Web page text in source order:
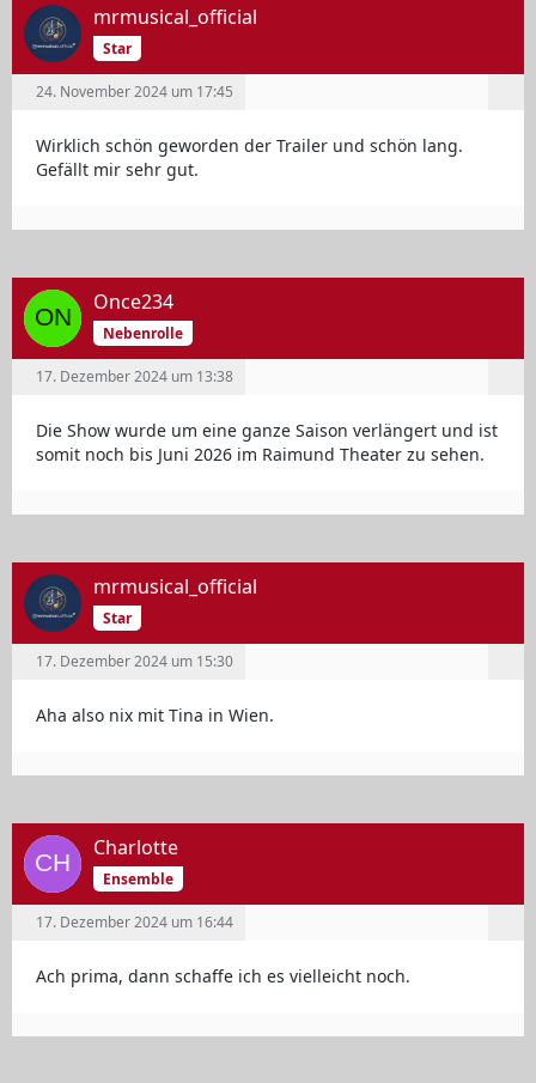
mrmusical_official
Star
24. November 2024 um 17:45
Wirklich schön geworden der Trailer und schön lang.
Gefällt mir sehr gut.
Once234
Nebenrolle
17. Dezember 2024 um 13:38
Die Show wurde um eine ganze Saison verlängert und ist
somit noch bis Juni 2026 im Raimund Theater zu sehen.
mrmusical_official
Star
17. Dezember 2024 um 15:30
Aha also nix mit Tina in Wien.
Charlotte
Ensemble
17. Dezember 2024 um 16:44
Ach prima, dann schaffe ich es vielleicht noch.